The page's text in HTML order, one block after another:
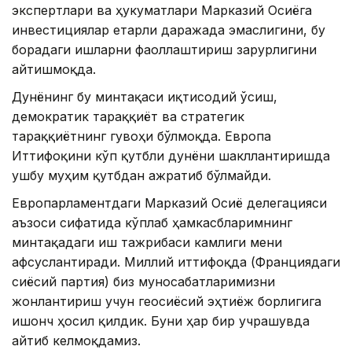
экспертлари ва ҳукуматлари Марказий Осиёга
инвестициялар етарли даражада эмаслигини, бу
борадаги ишларни фаоллаштириш зарурлигини
айтишмоқда.
Дунёнинг бу минтақаси иқтисодий ўсиш,
демократик тараққиёт ва стратегик
тараққиётнинг гувоҳи бўлмоқда. Европа
Иттифоқини кўп қутбли дунёни шакллантиришда
ушбу муҳим қутбдан ажратиб бўлмайди.
Европарламентдаги Марказий Осиё делегацияси
аъзоси сифатида кўплаб ҳамкасбларимнинг
минтақадаги иш тажрибаси камлиги мени
афсуслантиради. Миллий иттифоқда (Франциядаги
сиёсий партия) биз муносабатларимизни
жонлантириш учун геосиёсий эҳтиёж борлигига
ишонч ҳосил қилдик. Буни ҳар бир учрашувда
айтиб келмоқдамиз.